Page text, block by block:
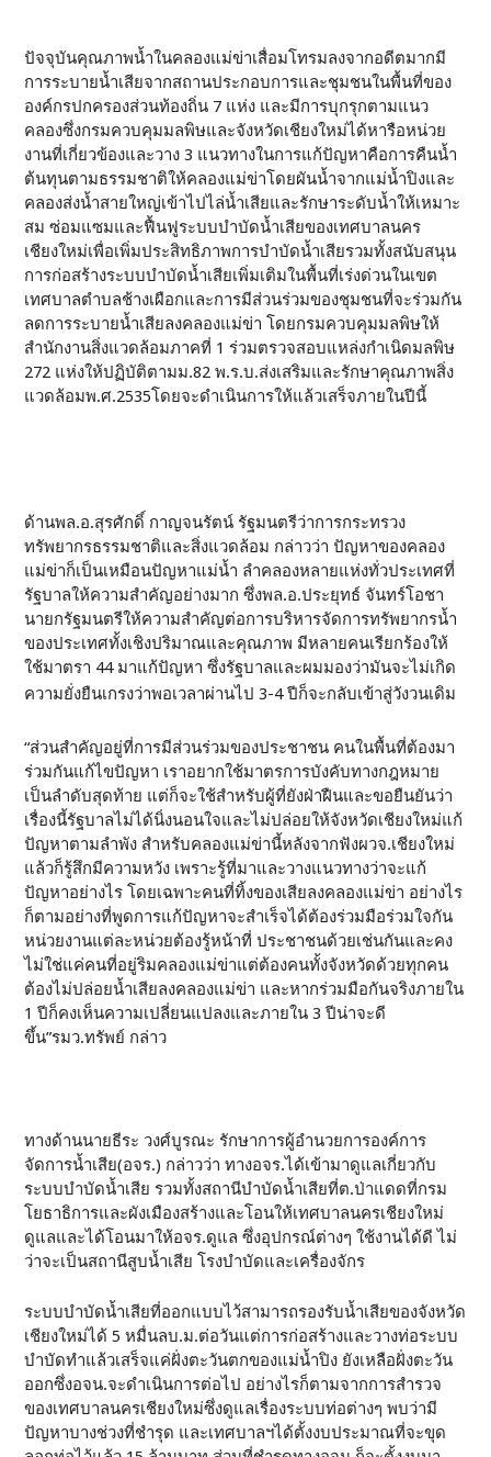
ปัจจุบันคุณภาพน้ำในคลองแม่ข่าเสื่อมโทรมลงจากอดีตมากมี
การระบายน้ำเสียจากสถานประกอบการและชุมชนในพื้นที่ของ
องค์กรปกครองส่วนท้องถิ่น 7 แห่ง และมีการบุกรุกตามแนว
คลองซึ่งกรมควบคุมมลพิษและจังหวัดเชียงใหม่ได้หารือหน่วย
งานที่เกี่ยวข้องและวาง 3 แนวทางในการแก้ปัญหาคือการคืนน้ำ
ต้นทุนตามธรรมชาติให้คลองแม่ข่าโดยผันน้ำจากแม่น้ำปิงและ
คลองส่งน้ำสายใหญ่เข้าไปไล่น้ำเสียและรักษาระดับน้ำให้เหมาะ
สม ซ่อมแซมและฟื้นฟูระบบบำบัดน้ำเสียของเทศบาลนคร
เชียงใหม่เพื่อเพิ่มประสิทธิภาพการบำบัดน้ำเสียรวมทั้งสนับสนุน
การก่อสร้างระบบบำบัดน้ำเสียเพิ่มเติมในพื้นที่เร่งด่วนในเขต
เทศบาลตำบลช้างเผือกและการมีส่วนร่วมของชุมชนที่จะร่วมกัน
ลดการระบายน้ำเสียลงคลองแม่ข่า โดยกรมควบคุมมลพิษให้
สำนักงานสิ่งแวดล้อมภาคที่ 1 ร่วมตรวจสอบแหล่งกำเนิดมลพิษ
272 แห่งให้ปฏิบัติตามม.82 พ.ร.บ.ส่งเสริมและรักษาคุณภาพสิ่ง
แวดล้อมพ.ศ.2535โดยจะดำเนินการให้แล้วเสร็จภายในปีนี้
ด้านพล.อ.สุรศักดิ์ กาญจนรัตน์ รัฐมนตรีว่าการกระทรวง
ทรัพยากรธรรมชาติและสิ่งแวดล้อม กล่าวว่า ปัญหาของคลอง
แม่ข่าก็เป็นเหมือนปัญหาแม่น้ำ ลำคลองหลายแห่งทั่วประเทศที่
รัฐบาลให้ความสำคัญอย่างมาก ซึ่งพล.อ.ประยุทธ์ จันทร์โอชา
นายกรัฐมนตรีให้ความสำคัญต่อการบริหารจัดการทรัพยากรน้ำ
ของประเทศทั้งเชิงปริมาณและคุณภาพ มีหลายคนเรียกร้องให้
ใช้มาตรา 44 มาแก้ปัญหา ซึ่งรัฐบาลและผมมองว่ามันจะไม่เกิด
ความยั่งยืนเกรงว่าพอเวลาผ่านไป 3-4 ปีก็จะกลับเข้าสู่วังวนเดิม
“ส่วนสำคัญอยู่ที่การมีส่วนร่วมของประชาชน คนในพื้นที่ต้องมา
ร่วมกันแก้ไขปัญหา เราอยากใช้มาตรการบังคับทางกฎหมาย
เป็นลำดับสุดท้าย แต่ก็จะใช้สำหรับผู้ที่ยังฝ่าฝืนและขอยืนยันว่า
เรื่องนี้รัฐบาลไม่ได้นิ่งนอนใจและไม่ปล่อยให้จังหวัดเชียงใหม่แก้
ปัญหาตามลำพัง สำหรับคลองแม่ข่านี้หลังจากฟังผวจ.เชียงใหม่
แล้วก็รู้สึกมีความหวัง เพราะรู้ที่มาและวางแนวทางว่าจะแก้
ปัญหาอย่างไร โดยเฉพาะคนที่ทิ้งของเสียลงคลองแม่ข่า อย่างไร
ก็ตามอย่างที่พูดการแก้ปัญหาจะสำเร็จได้ต้องร่วมมือร่วมใจกัน
หน่วยงานแต่ละหน่วยต้องรู้หน้าที่ ประชาชนด้วยเช่นกันและคง
ไม่ใช่แค่คนที่อยู่ริมคลองแม่ข่าแต่ต้องคนทั้งจังหวัดด้วยทุกคน
ต้องไม่ปล่อยน้ำเสียลงคลองแม่ข่า และหากร่วมมือกันจริงภายใน
1 ปีก็คงเห็นความเปลี่ยนแปลงและภายใน 3 ปีน่าจะดี
ขึ้น”รมว.ทรัพย์ กล่าว
ทางด้านนายธีระ วงศ์บูรณะ รักษาการผู้อำนวยการองค์การ
จัดการน้ำเสีย(อจร.) กล่าวว่า ทางอจร.ได้เข้ามาดูแลเกี่ยวกับ
ระบบบำบัดน้ำเสีย รวมทั้งสถานีบำบัดน้ำเสียที่ต.ป่าแดดที่กรม
โยธาธิการและผังเมืองสร้างและโอนให้เทศบาลนครเชียงใหม่
ดูแลและได้โอนมาให้อจร.ดูแล ซึ่งอุปกรณ์ต่างๆ ใช้งานได้ดี ไม่
ว่าจะเป็นสถานีสูบน้ำเสีย โรงบำบัดและเครื่องจักร
ระบบบำบัดน้ำเสียที่ออกแบบไว้สามารถรองรับน้ำเสียของจังหวัด
เชียงใหม่ได้ 5 หมื่นลบ.ม.ต่อวันแต่การก่อสร้างและวางท่อระบบ
บำบัดทำแล้วเสร็จแค่ฝั่งตะวันตกของแม่น้ำปิง ยังเหลือฝั่งตะวัน
ออกซึ่งอจน.จะดำเนินการต่อไป อย่างไรก็ตามจากการสำรวจ
ของเทศบาลนครเชียงใหม่ซึ่งดูแลเรื่องระบบท่อต่างๆ พบว่ามี
ปัญหาบางช่วงที่ชำรุด และเทศบาลฯได้ตั้งงบประมาณที่จะขุด